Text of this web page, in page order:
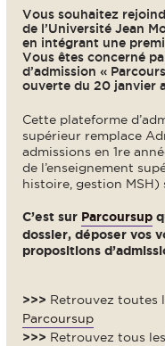
Vous souhaitez
de l’Université Jean
en intégrant une
Vous êtes concerné
d’admission «
ouverte du 20 janvier
Cette plateforme
supérieur remplace
admissions en 1re
de l’enseignement
histoire, gestion
C’est sur Parcoursup
dossier, déposer vos
propositions
>>> Retrouvez toutes
Parcoursup
>>> Retrouvez tous